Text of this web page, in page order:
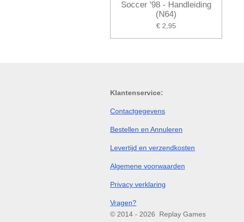
Soccer '98 - Handleiding
(N64)
€ 2,95
Klantenservice:
Contactgegevens
Bestellen en Annuleren
Levertijd en verzendkosten
Algemene voorwaarden
Privacy verklaring
Vragen?
© 2014 - 2026 Replay Games